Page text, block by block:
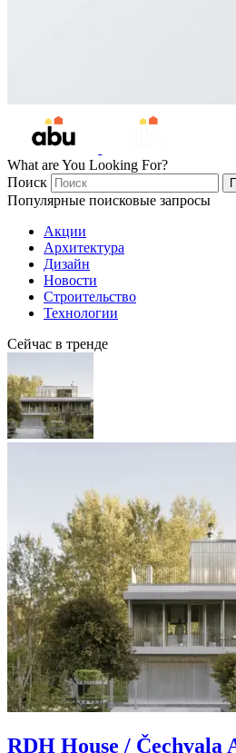
What are You Looking For?
Поиск
Популярные поисковые запросы
Акции
Архитектура
Дизайн
Новости
Строительство
Технологии
Сейчас в тренде
RDH House / Čechvala